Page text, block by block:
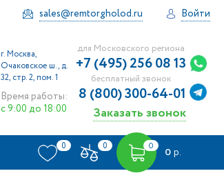
sales@remtorgholod.ru Войти
г. Москва,
Очаковское ш., д.
32, стр. 2, пом. 1
Время работы:
с 9:00 до 18:00
для Московского региона
+7 (495) 256 08 13
бесплатный звонок
8 (800) 300-64-01
Заказать звонок
0 0 0
0 р.